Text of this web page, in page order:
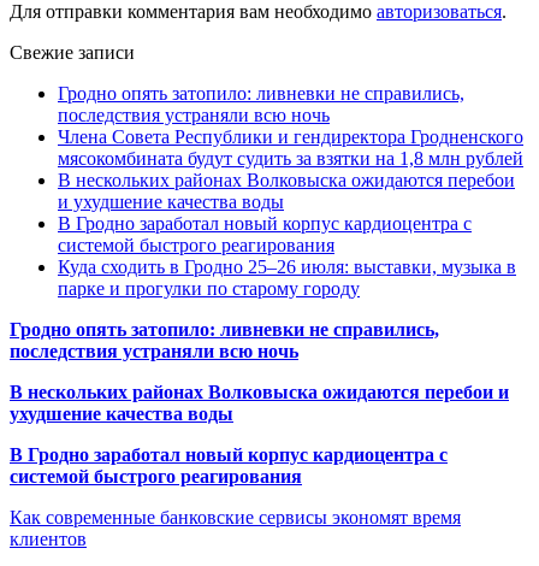
Для отправки комментария вам необходимо авторизоваться.
Свежие записи
Гродно опять затопило: ливневки не справились,
последствия устраняли всю ночь
Члена Совета Республики и гендиректора Гродненского
мясокомбината будут судить за взятки на 1,8 млн рублей
В нескольких районах Волковыска ожидаются перебои
и ухудшение качества воды
В Гродно заработал новый корпус кардиоцентра с
системой быстрого реагирования
Куда сходить в Гродно 25–26 июля: выставки, музыка в
парке и прогулки по старому городу
Гродно опять затопило: ливневки не справились,
последствия устраняли всю ночь
В нескольких районах Волковыска ожидаются перебои и
ухудшение качества воды
В Гродно заработал новый корпус кардиоцентра с
системой быстрого реагирования
Как современные банковские сервисы экономят время
клиентов